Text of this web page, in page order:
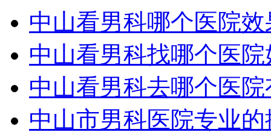
中山看男科哪个医院效
中山看男科找哪个医院
中山看男科去哪个医院
中山市男科医院专业的